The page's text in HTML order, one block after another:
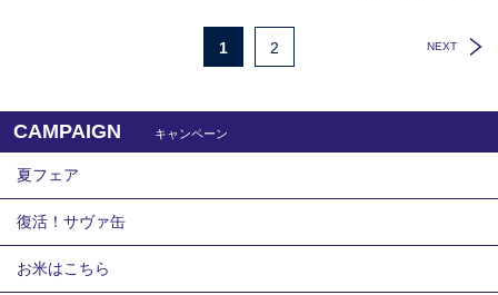
NEXT
1 2
CAMPAIGN キャンペーン
夏フェア
復活！サヴァ缶
お米はこちら